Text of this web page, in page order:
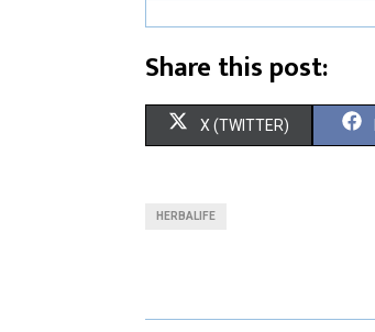
Share this post:
S
O
X (TWITTER)
HERBALIFE